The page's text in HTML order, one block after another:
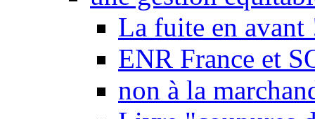
La fuite en avant
ENR France et
non à la